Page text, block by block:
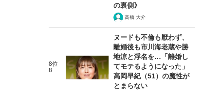
の裏側》
髙橋 大介
8位
8
ヌードも不倫も厭わず、
離婚後も市川海老蔵や勝
地涼と浮名を…「離婚し
てモテるようになった」
高岡早紀（51）の魔性が
とまらない